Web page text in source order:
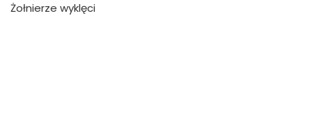
Żołnierze wyklęci